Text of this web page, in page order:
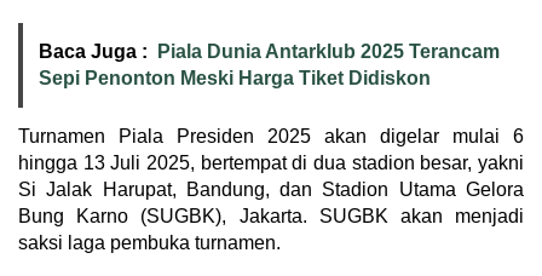
Baca Juga :
Piala Dunia Antarklub 2025 Terancam
Sepi Penonton Meski Harga Tiket Didiskon
Turnamen Piala Presiden 2025 akan digelar mulai 6
hingga 13 Juli 2025, bertempat di dua stadion besar, yakni
Si Jalak Harupat, Bandung, dan Stadion Utama Gelora
Bung Karno (SUGBK), Jakarta. SUGBK akan menjadi
saksi laga pembuka turnamen.